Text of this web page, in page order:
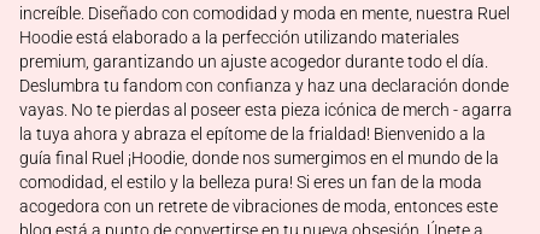
increíble. Diseñado con comodidad y moda en mente, nuestra Ruel
Hoodie está elaborado a la perfección utilizando materiales
premium, garantizando un ajuste acogedor durante todo el día.
Deslumbra tu fandom con confianza y haz una declaración donde
vayas. No te pierdas al poseer esta pieza icónica de merch - agarra
la tuya ahora y abraza el epítome de la frialdad! Bienvenido a la
guía final Ruel ¡Hoodie, donde nos sumergimos en el mundo de la
comodidad, el estilo y la belleza pura! Si eres un fan de la moda
acogedora con un retrete de vibraciones de moda, entonces este